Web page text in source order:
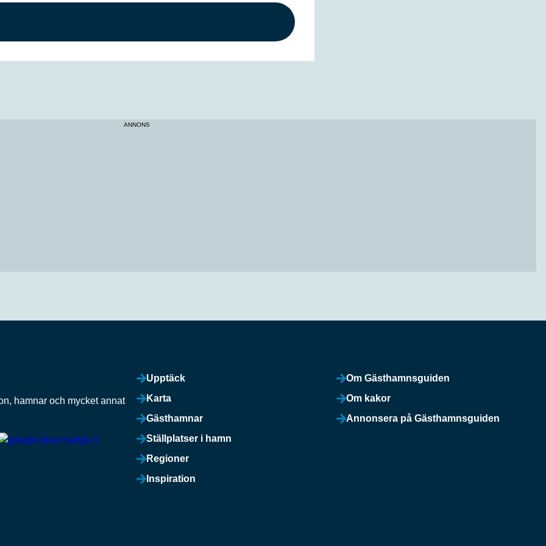
ANNONS
hamnar och mycket annat
Upptäck
Karta
Gästhamnar
Ställplatser i hamn
Regioner
Inspiration
Om Gästhamnsguiden
Om kakor
Annonsera på Gästhamnsguiden